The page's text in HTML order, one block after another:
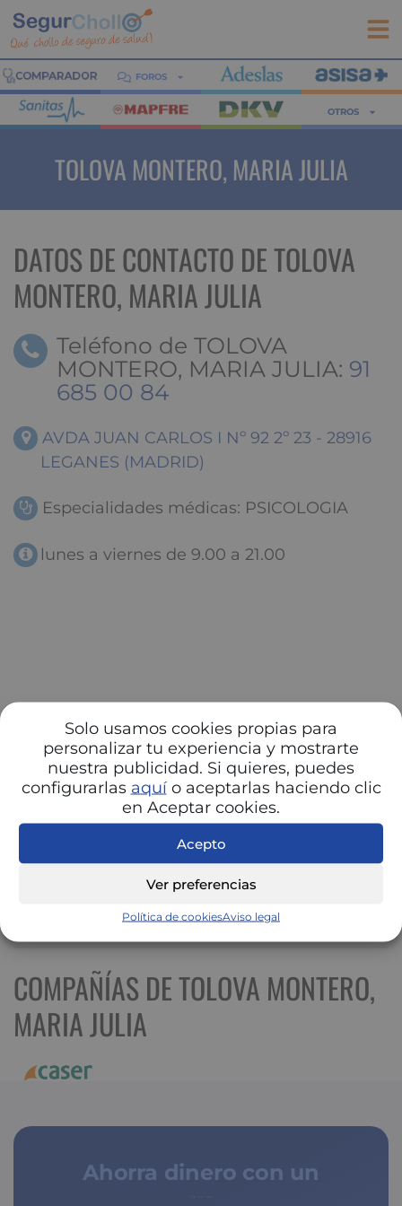
Solo usamos cookies propias para
personalizar tu experiencia y mostrarte
nuestra publicidad. Si quieres, puedes
configurarlas aquío aceptarlas haciendo clic
en Aceptar cookies.
Acepto
Ver preferencias
Política de cookiesAviso legal
FOROS
OTROS
TOLOVA MONTERO, MARIA JULIA
DATOS DE CONTACTO DE TOLOVA
MONTERO, MARIA JULIA
Teléfono de TOLOVA
MONTERO, MARIA JULIA: 91
685 00 84
AVDA JUAN CARLOS I Nº 92 2º 23 - 28916
LEGANES (MADRID)
Especialidades médicas: PSICOLOGIA
lunes a viernes de 9.00 a 21.00
COMPAÑÍAS DE TOLOVA MONTERO,
MARIA JULIA
Ahorra dinero con un